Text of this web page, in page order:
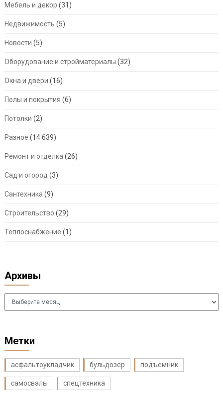
Мебель и декор (31)
Недвижимость (5)
Новости (5)
Оборудование и стройматериалы (32)
Окна и двери (16)
Полы и покрытия (6)
Потолки (2)
Разное (14 639)
Ремонт и отделка (26)
Сад и огород (3)
Сантехника (9)
Строительство (29)
Теплоснабжение (1)
Архивы
Архивы
Метки
асфальтоукладчик бульдозер подъемник
самосвалы спецтехника